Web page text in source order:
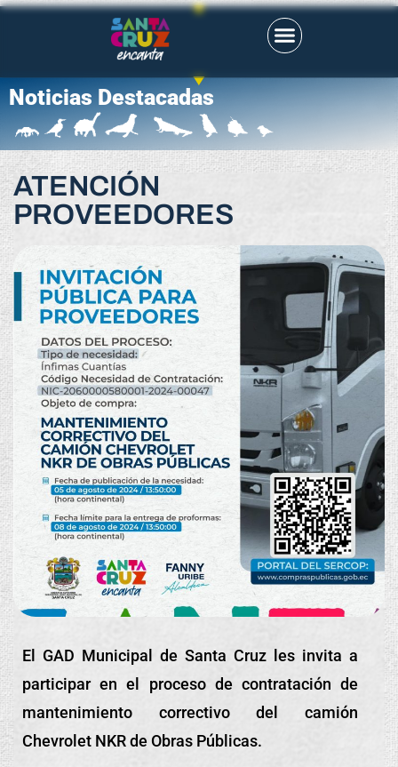
Noticias Destacadas
ATENCIÓN
PROVEEDORES
El GAD Municipal de Santa Cruz les invita a
participar en el proceso de contratación de
mantenimiento correctivo del camión
Chevrolet NKR de Obras Públicas.